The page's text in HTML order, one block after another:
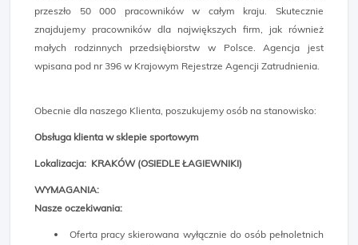
przeszło 50 000 pracowników w całym kraju. Skutecznie
znajdujemy pracowników dla największych firm, jak również
małych rodzinnych przedsiębiorstw w Polsce. Agencja jest
wpisana pod nr 396 w Krajowym Rejestrze Agencji Zatrudnienia.
Obecnie dla naszego Klienta, poszukujemy osób na stanowisko:
Obsługa klienta w sklepie sportowym
Lokalizacja: KRAKÓW (OSIEDLE ŁAGIEWNIKI)​
WYMAGANIA:
Nasze oczekiwania:
Oferta pracy skierowana wyłącznie do osób pełnoletnich